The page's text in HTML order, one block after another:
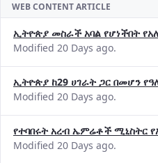
WEB CONTENT ARTICLE
ኢትዮጵያ መስራች አባል የሆነችበት
Modified 20 Days ago.
ኢትዮጵያ ከ29 ሀገራት ጋር በመሆን
Modified 20 Days ago.
የተባበሩት አረብ ኤምሬቶች ሚኒስትር
Modified 20 Days ago.